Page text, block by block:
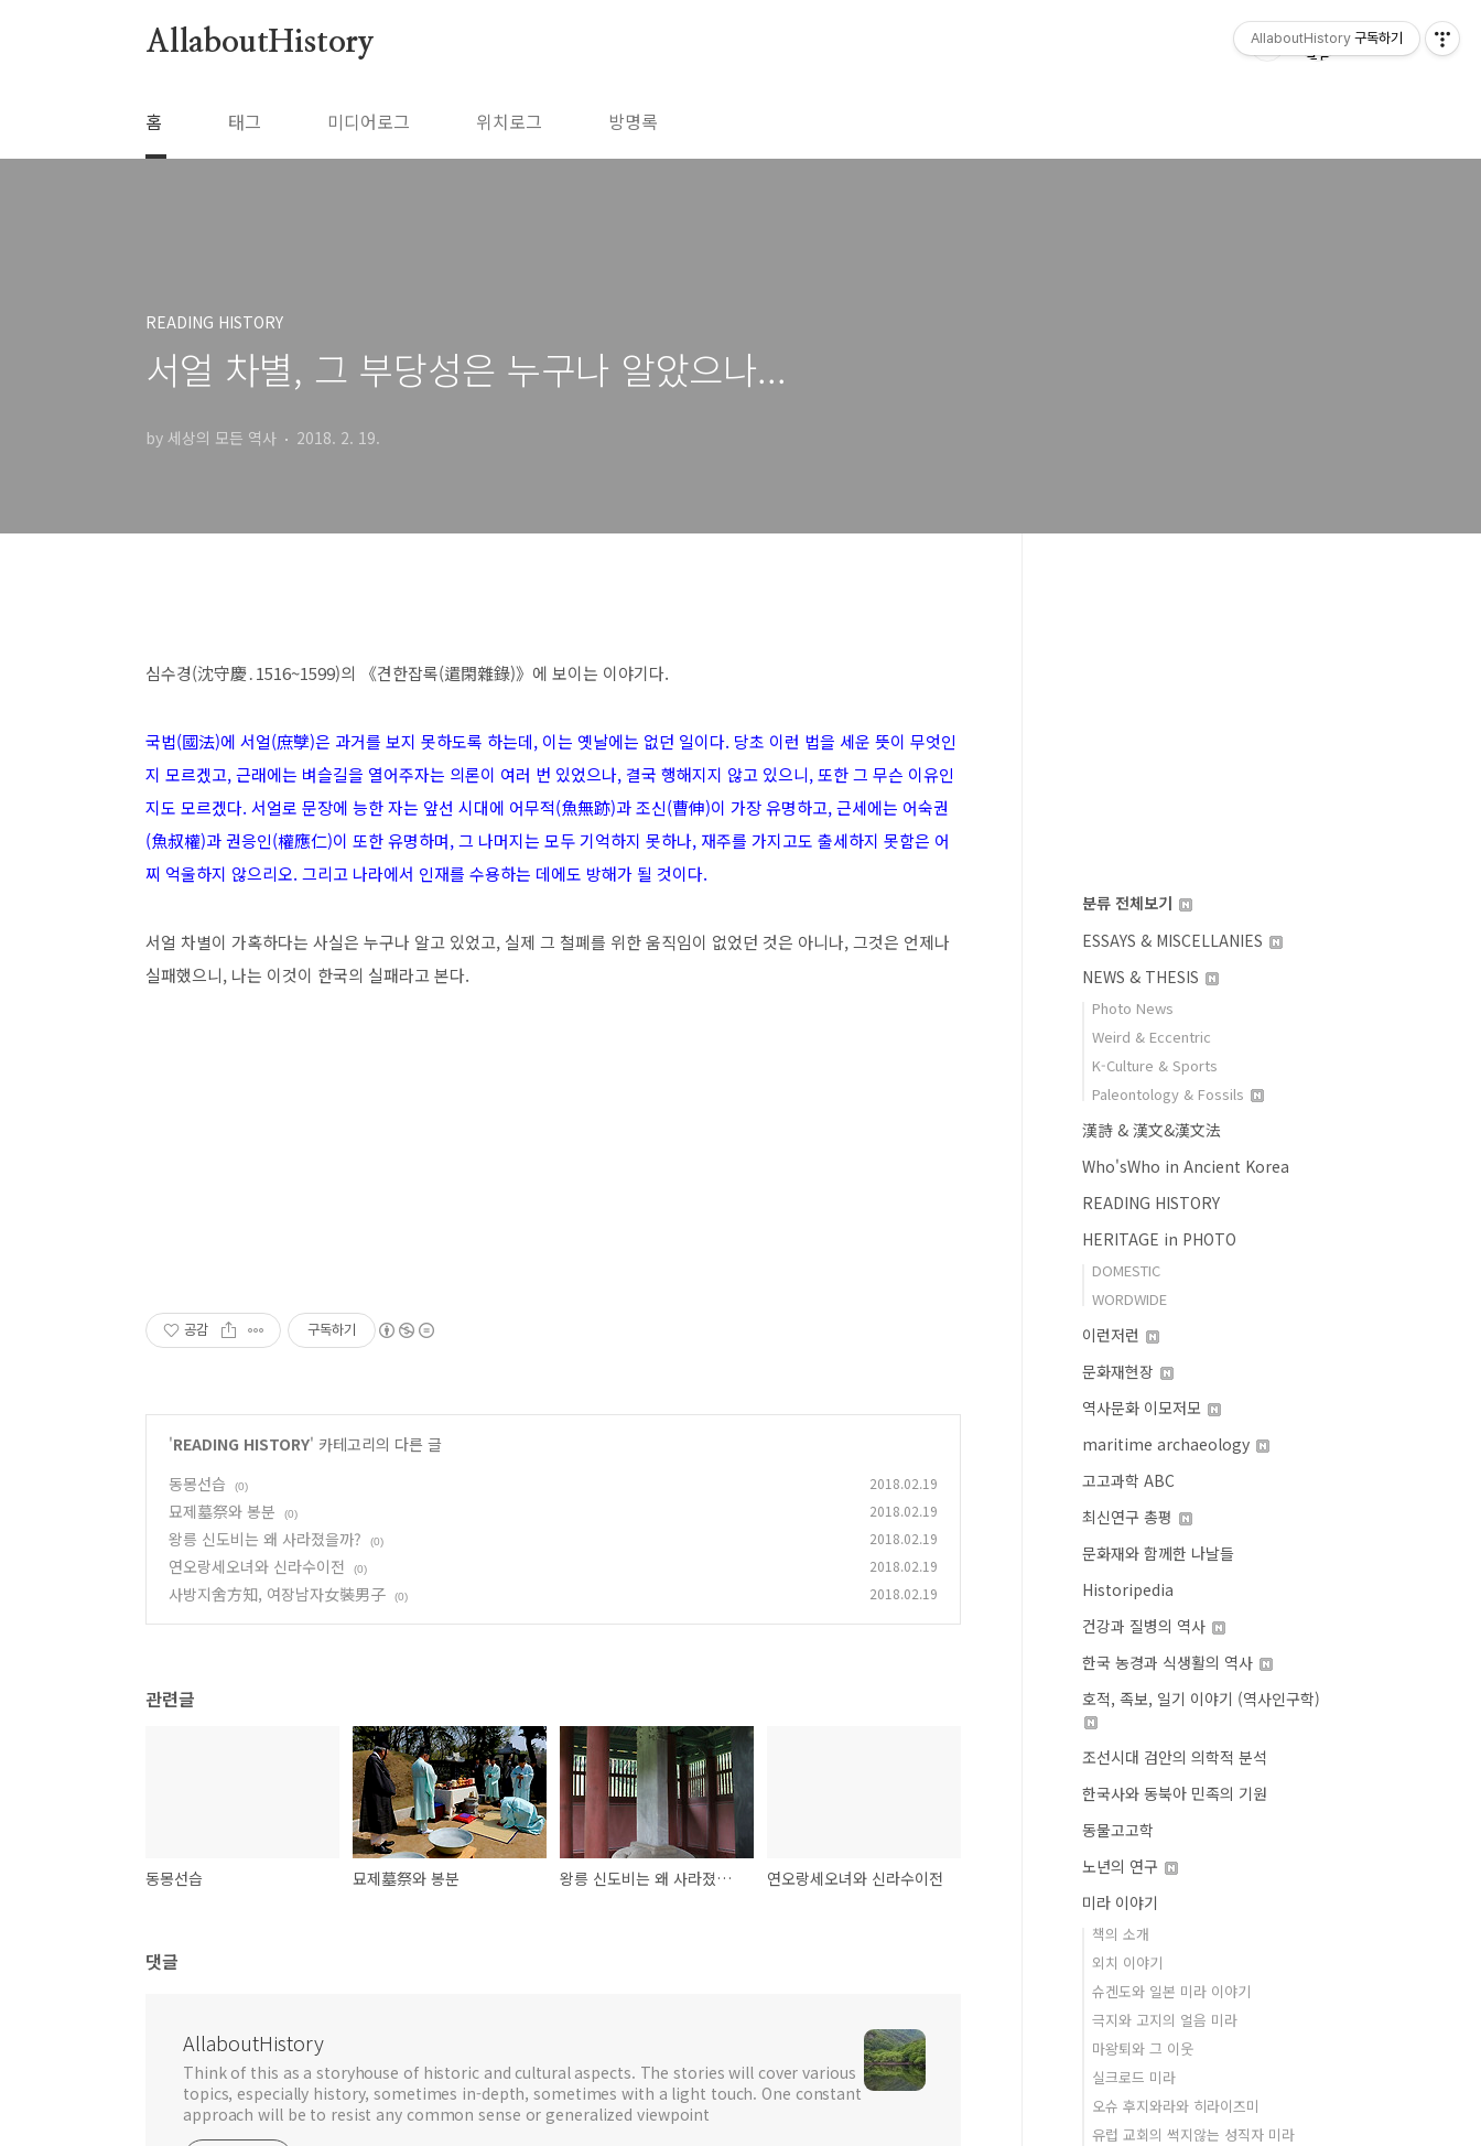
AllaboutHistory
홈 태그 미디어로그 위치로그 방명록
READING HISTORY
서얼 차별, 그 부당성은 누구나 알았으나...
by 세상의 모든 역사 2018. 2. 19.
심수경(沈守慶․1516~1599)의 《견한잡록(遣閑雜錄)》에 보이는 이야기다.
국법(國法)에 서얼(庶孼)은 과거를 보지 못하도록 하는데, 이는 옛날에는 없던 일이다. 당초 이런 법을 세운 뜻이 무엇인
지 모르겠고, 근래에는 벼슬길을 열어주자는 의론이 여러 번 있었으나, 결국 행해지지 않고 있으니, 또한 그 무슨 이유인
지도 모르겠다. 서얼로 문장에 능한 자는 앞선 시대에 어무적(魚無跡)과 조신(曹伸)이 가장 유명하고, 근세에는 어숙권
(魚叔權)과 권응인(權應仁)이 또한 유명하며, 그 나머지는 모두 기억하지 못하나, 재주를 가지고도 출세하지 못함은 어
찌 억울하지 않으리오. 그리고 나라에서 인재를 수용하는 데에도 방해가 될 것이다.
서얼 차별이 가혹하다는 사실은 누구나 알고 있었고, 실제 그 철폐를 위한 움직임이 없었던 것은 아니나, 그것은 언제나
실패했으니, 나는 이것이 한국의 실패라고 본다.
공감 구독하기
'READING HISTORY' 카테고리의 다른 글
동몽선습
(0) 2018.02.19
묘제墓祭와 봉분 (0) 2018.02.19
왕릉 신도비는 왜 사라졌을까? (0) 2018.02.19
연오랑세오녀와 신라수이전 (0) 2018.02.19
사방지舍方知, 여장남자女裝男子 (0) 2018.02.19
관련글
동몽선습 묘제墓祭와 봉분 왕릉 신도비는 왜 사라졌을까? 연오랑세오녀와 신라수이전
댓글
AllaboutHistory
Think of this as a storyhouse of historic and cultural aspects. The stories will cover various
topics, especially history, sometimes in-depth, sometimes with a light touch. One constant
approach will be to resist any common sense or generalized viewpoint
분류 전체보기
ESSAYS & MISCELLANIES
NEWS & THESIS
Photo News
Weird & Eccentric
K-Culture & Sports
Paleontology & Fossils
漢詩 & 漢文&漢文法
Who'sWho in Ancient Korea
READING HISTORY
HERITAGE in PHOTO
DOMESTIC
WORDWIDE
이런저런
문화재현장
역사문화 이모저모
maritime archaeology
고고과학 ABC
최신연구 총평
문화재와 함께한 나날들
Historipedia
건강과 질병의 역사
한국 농경과 식생활의 역사
호적, 족보, 일기 이야기 (역사인구학)
조선시대 검안의 의학적 분석
한국사와 동북아 민족의 기원
동물고고학
노년의 연구
미라 이야기
책의 소개
외치 이야기
슈겐도와 일본 미라 이야기
극지와 고지의 얼음 미라
마왕퇴와 그 이웃
실크로드 미라
오슈 후지와라와 히라이즈미
유럽 교회의 썩지않는 성직자 미라
AllaboutHistory 구독하기